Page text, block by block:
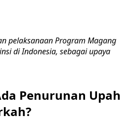
pelaksanaan Program Magang
di Indonesia, sebagai upaya
Penurunan Upah